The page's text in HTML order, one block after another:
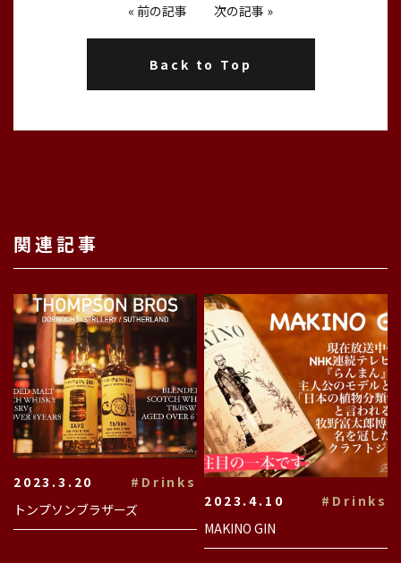
« 前の記事 次の記事 »
Back to Top
関連記事
2023.3.20
#Drinks
トンプソンブラザーズ
2023.4.10
#Drinks
MAKINO GIN